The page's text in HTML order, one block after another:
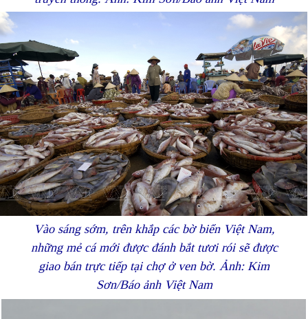
Vào sáng sớm, trên khắp các bờ biển Việt Nam,
những mẻ cá mới được đánh bắt tươi rói sẽ được
giao bán trực tiếp tại chợ ở ven bờ. Ảnh: Kim
Sơn/Báo ảnh Việt Nam